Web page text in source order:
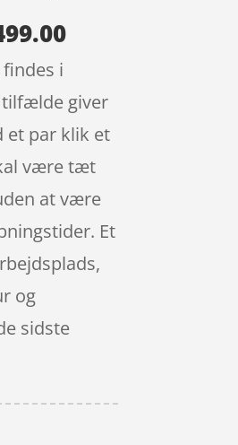
i
tilfælde giver
et par klik et
være tæt
at være
Et
og
sidste